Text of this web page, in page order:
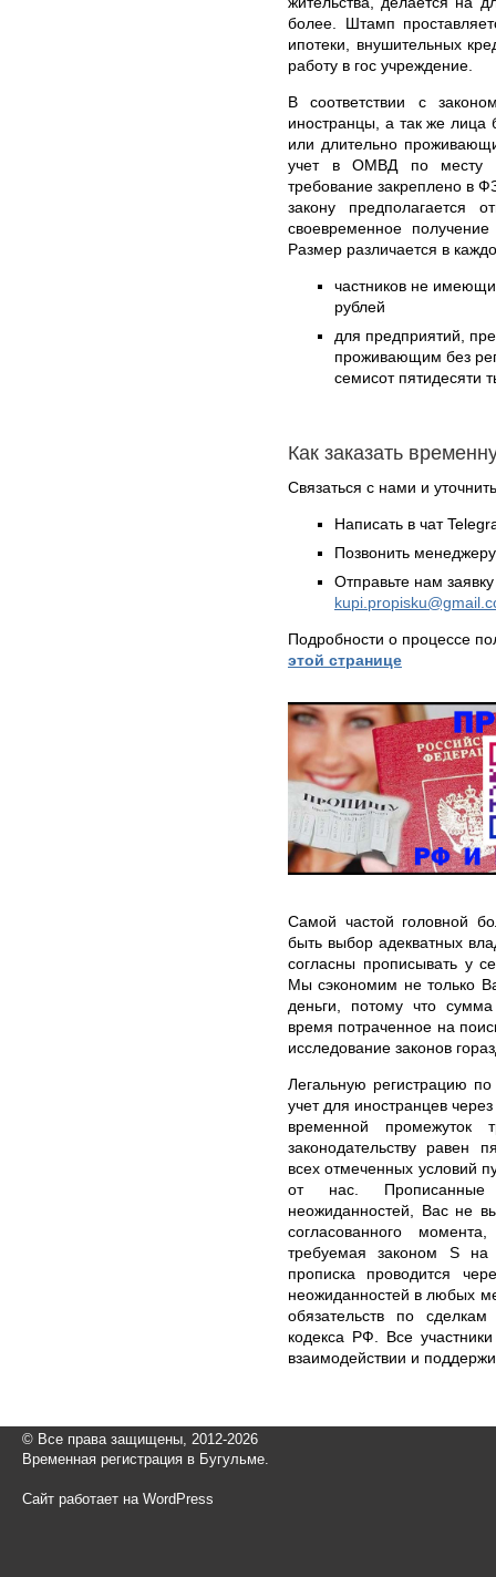
более. Штамп
ипотеки, внушительных
работу в гос учреждение.
В соответствии с
иностранцы, а так же лица
или длительно
учет в ОМВД по месту
требование закреплено в
закону предполагается
своевременное
Размер различается в
частников не
рублей
для предприятий,
проживающим без
семисот пятидесяти
Как заказать
Связаться с нами и
Написать в чат
Позвонить
Отправьте нам
Подробности о процессе
этой странице
Самой частой головной
быть выбор адекватных
согласны прописывать у
Мы сэкономим не только
деньги, потому что
время потраченное на
исследование законов
Легальную регистрацию
учет для иностранцев
временной
законодательству равен
всех отмеченных условий
от нас. Прописанные
неожиданностей, Вас не
согласованного
требуемая законом S
прописка проводится
неожиданностей в любых
обязательств по
кодекса РФ. Все
взаимодействии и
© Все права защищены, 2012-2026
Временная регистрация в Бугульме.
Сайт работает на WordPress